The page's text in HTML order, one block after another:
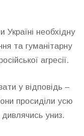
необхідну
та гуманітарну
агресії.
у відповідь –
просиділи усю
униз.